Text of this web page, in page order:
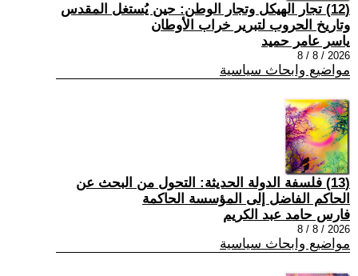
(12) تجار الهيكل وتجار الوطن: حين يُستغل المقدس
وتاريخ الحروب لتبرير خراب الأوطان
ياسر عامر حميد
2026 / 8 / 8
مواضيع وابحاث سياسية
(13) فلسفة الدولة الحديثة: التحول من البحث عن
الحاكم الفاضل إلى المؤسسة الحاكمة
فارس حامد عبد الكريم
2026 / 8 / 8
مواضيع وابحاث سياسية